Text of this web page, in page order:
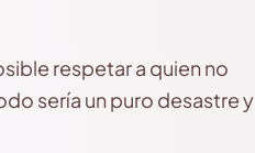
respetar a quien no
sería un puro desastre y